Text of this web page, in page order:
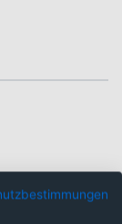
kurze Laufzeiten: 34,99%